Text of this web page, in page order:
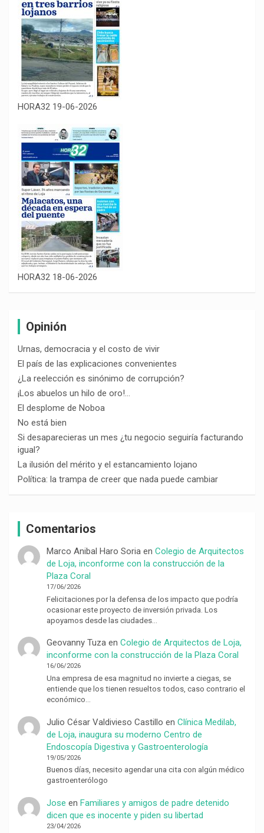
HORA32 19-06-2026
HORA32 18-06-2026
Opinión
Urnas, democracia y el costo de vivir
El país de las explicaciones convenientes
¿La reelección es sinónimo de corrupción?
¡Los abuelos un hilo de oro!…
El desplome de Noboa
No está bien
Si desaparecieras un mes ¿tu negocio seguiría facturando
igual?
La ilusión del mérito y el estancamiento lojano
Política: la trampa de creer que nada puede cambiar
Comentarios
Marco Anibal Haro Soriaen Colegio de Arquitectos
de Loja, inconforme con la construcción de la
Plaza Coral
17/06/2026
Felicitaciones por la defensa de los impacto que podría
ocasionar este proyecto de inversión privada. Los
apoyamos desde las ciudades…
Geovanny Tuzaen Colegio de Arquitectos de Loja,
inconforme con la construcción de la Plaza Coral
16/06/2026
Una empresa de esa magnitud no invierte a ciegas, se
entiende que los tienen resueltos todos, caso contrario el
económico…
Julio César Valdivieso Castillo en Clínica Medilab,
de Loja, inaugura su moderno Centro de
Endoscopía Digestiva y Gastroenterología
19/05/2026
Buenos días, necesito agendar una cita con algún médico
gastroenterólogo
Jose en Familiares y amigos de padre detenido
dicen que es inocente y piden su libertad
23/04/2026